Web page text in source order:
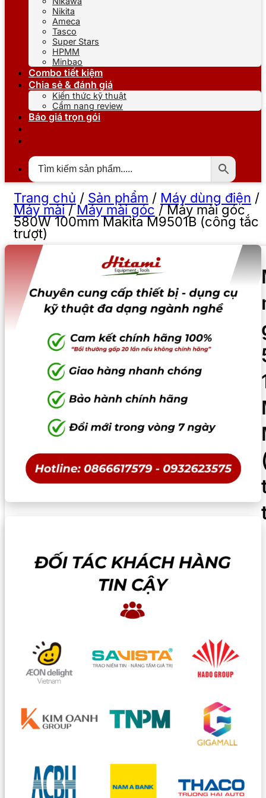
Nikita
Ameca
Tasco
Super Stars
HPMM
Minbao
Combo tiết kiệm
Chia sẻ & đánh giá
Kiến thức kỹ thuật
Cẩm nang review
Báo giá trọn gói
Trang chủ / Sản phẩm / Máy dùng điện /
Máy mài/Máy mài góc /Máy mài góc
580W 100mm Makita M9501B (công tắc
trượt)